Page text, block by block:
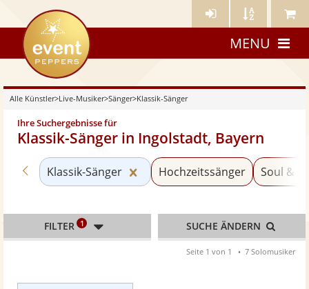
Künstler- Künstler Meine
eventpeppers
MENU
Alle Künstler>Live-Musiker>Sänger>Klassik-Sänger
Ihre Suchergebnisse für
Klassik-Sänger in Ingolstadt, Bayern
Zurück zu «Sänger»
Klassik-Sänger Kategorie «Klassik-Sänger»
Hochzeitssänger Soul &
FILTER 1 SUCHE ÄNDERN
Seite 1 von 1 7 Solomusiker